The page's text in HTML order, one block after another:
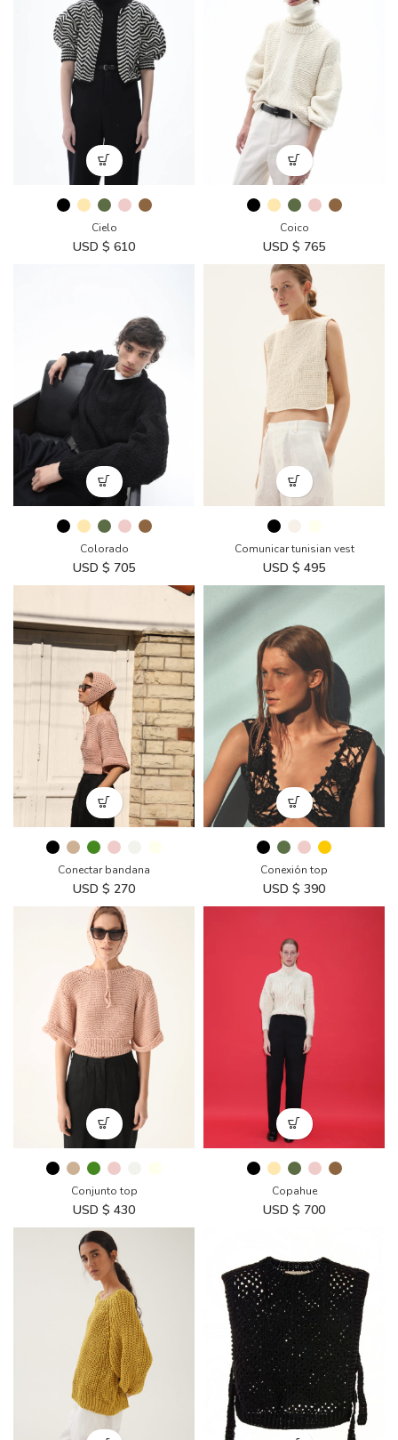
Cielo
USD $ 610
Coico
USD $ 765
Colorado
USD $ 705
Comunicar tunisian vest
USD $ 495
Conectar bandana
USD $ 270
Conexión top
USD $ 390
Conjunto top
USD $ 430
Copahue
USD $ 700